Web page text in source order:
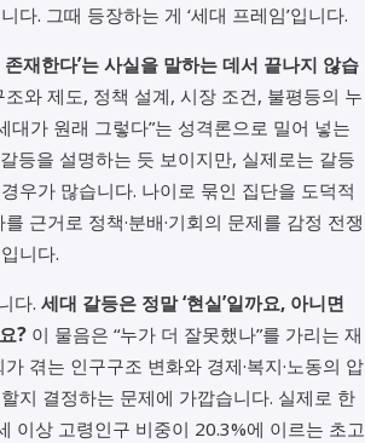
다. 그때 등장하는 게 ‘세대 프레임’입니다.
재한다’는 사실을 말하는 데서 끝나지 않습
와 제도, 정책 설계, 시장 조건, 불평등의 누
대가 원래 그렇다”는 성격론으로 밀어 넣는
등을 설명하는 듯 보이지만, 실제로는 갈등
우가 많습니다. 나이로 묶인 집단을 도덕적
근거로 정책·분배·기회의 문제를 감정 전쟁
니다.
다. 세대 갈등은 정말 ‘현실’일까요, 아니면
? 이 물음은 “누가 더 잘못했나”를 가리는 재
겪는 인구구조 변화와 경제·복지·노동의 압
지 결정하는 문제에 가깝습니다. 실제로 한
이상 고령인구 비중이 20.3%에 이르는 초고